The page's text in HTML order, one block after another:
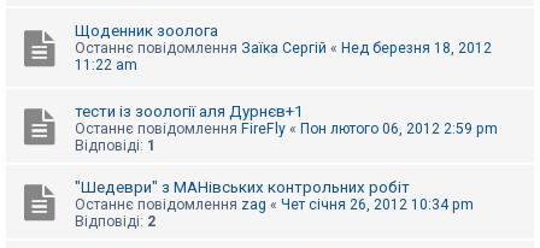
А
т
т
Щоденник зоолога
Останнє повідомлення Заїка Сергій « Нед березня 18, 2012
11:22 am
тести із зоології аля Дурнєв+1
Останнє повідомлення FireFly « Пон лютого 06, 2012 2:59 pm
Відповіді: 1
"Шедеври" з МАНівських контрольних робіт
Останнє повідомлення zag « Чет січня 26, 2012 10:34 pm
Відповіді: 2